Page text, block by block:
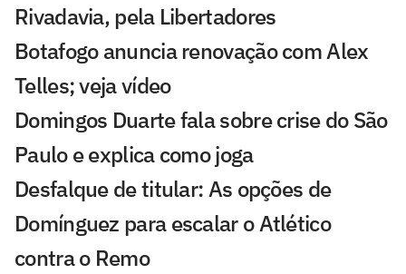
Rivadavia, pela Libertadores
Botafogo anuncia renovação com Alex
Telles; veja vídeo
Domingos Duarte fala sobre crise do São
Paulo e explica como joga
Desfalque de titular: As opções de
Domínguez para escalar o Atlético
contra o Remo